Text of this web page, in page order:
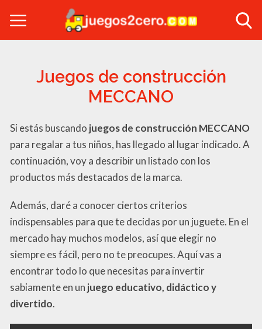
Juegos de construcción
MECCANO
Si estás buscando juegos de construcción MECCANO
para regalar a tus niños, has llegado al lugar indicado. A
continuación, voy a describir un listado con los
productos más destacados de la marca.
Además, daré a conocer ciertos criterios
indispensables para que te decidas por un juguete. En el
mercado hay muchos modelos, así que elegir no
siempre es fácil, pero no te preocupes. Aquí vas a
encontrar todo lo que necesitas para invertir
sabiamente en un juego educativo, didáctico y
divertido.